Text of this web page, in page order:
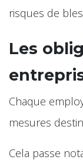
risques de
Les
Chaque
mesures
Cela passe